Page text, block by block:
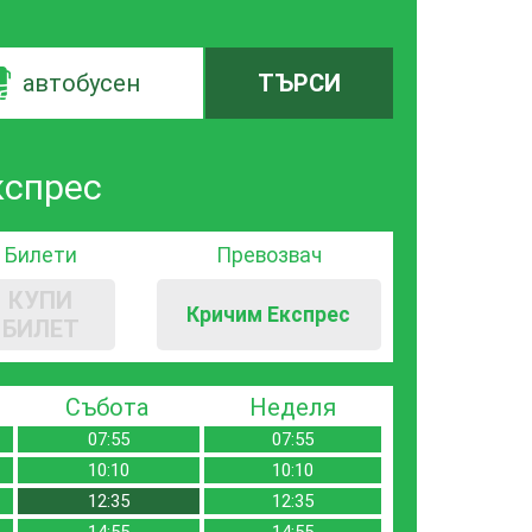
автобусен ТЪРСИ
Билети
КУПИ
БИЛЕТ
Превозвач
Кричим Експрес
Събота
07:55
10:10
12:35
Неделя
07:55
10:10
12:35